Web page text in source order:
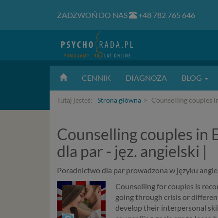
ZADZWOŃ DO NAS +48 782 765 646
CENNIK DIAGNOZA BLOG
Tutaj jesteś: Strona główna Counselling couples
Counselling couples in
dla par - jęz. angielski |
Poradnictwo dla par prowadzona w języku
Counselling for couples is
going through crisis or
develop their interpersonal